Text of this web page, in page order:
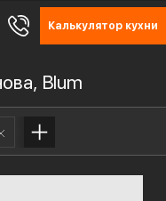
Калькулятор кухни
Blum